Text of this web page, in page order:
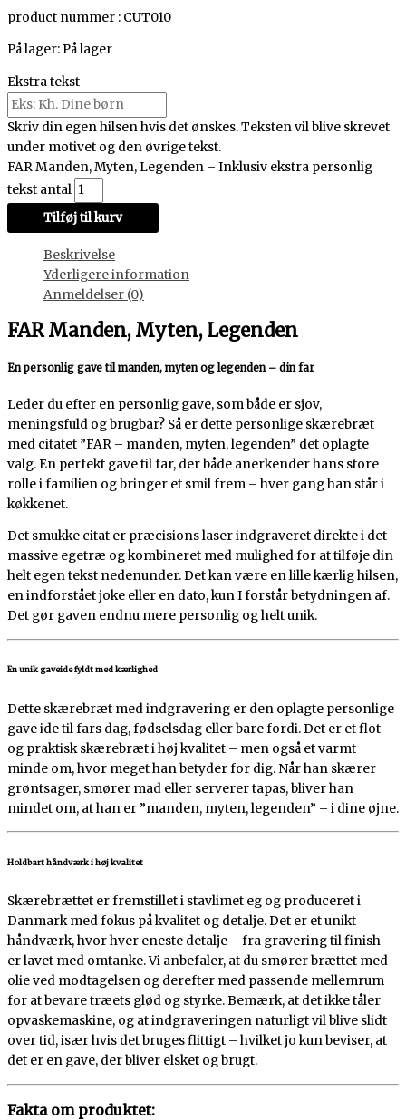
product nummer : CUT010
På lager: På lager
Ekstra tekst
Skriv din egen hilsen hvis det ønskes. Teksten vil blive skrevet
under motivet og den øvrige tekst.
FAR Manden, Myten, Legenden – Inklusiv ekstra personlig
tekst antal
Tilføj til kurv
Beskrivelse
Yderligere information
Anmeldelser (0)
FAR Manden, Myten, Legenden
En personlig gave til manden, myten og legenden – din far
Leder du efter en personlig gave, som både er sjov,
meningsfuld og brugbar? Så er dette personlige skærebræt
med citatet ”FAR – manden, myten, legenden” det oplagte
valg. En perfekt gave til far, der både anerkender hans store
rolle i familien og bringer et smil frem – hver gang han står i
køkkenet.
Det smukke citat er præcisions laser indgraveret direkte i det
massive egetræ og kombineret med mulighed for at tilføje din
helt egen tekst nedenunder. Det kan være en lille kærlig hilsen,
en indforstået joke eller en dato, kun I forstår betydningen af.
Det gør gaven endnu mere personlig og helt unik.
En unik gaveide fyldt med kærlighed
Dette skærebræt med indgravering er den oplagte personlige
gave ide til fars dag, fødselsdag eller bare fordi. Det er et flot
og praktisk skærebræt i høj kvalitet – men også et varmt
minde om, hvor meget han betyder for dig. Når han skærer
grøntsager, smører mad eller serverer tapas, bliver han
mindet om, at han er ”manden, myten, legenden” – i dine øjne.
Holdbart håndværk i høj kvalitet
Skærebrættet er fremstillet i stavlimet eg og produceret i
Danmark med fokus på kvalitet og detalje. Det er et unikt
håndværk, hvor hver eneste detalje – fra gravering til finish –
er lavet med omtanke. Vi anbefaler, at du smører brættet med
olie ved modtagelsen og derefter med passende mellemrum
for at bevare træets glød og styrke. Bemærk, at det ikke tåler
opvaskemaskine, og at indgraveringen naturligt vil blive slidt
over tid, især hvis det bruges flittigt – hvilket jo kun beviser, at
det er en gave, der bliver elsket og brugt.
Fakta om produktet: